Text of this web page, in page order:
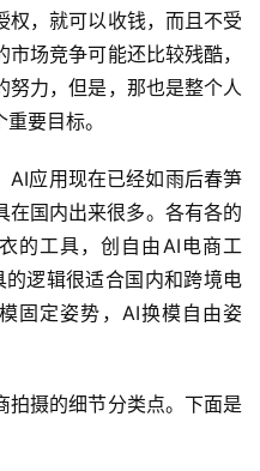
权，就可以收钱，而且不受
场竞争可能还比较残酷，
努力，但是，那也是整个人
要目标。
AI应用现在已经如雨后春笋
在国内出来很多。各有各的
的工具，创自由AI电商工
逻辑很适合国内和跨境电
固定姿势，AI换模自由姿
拍摄的细节分类点。下面是